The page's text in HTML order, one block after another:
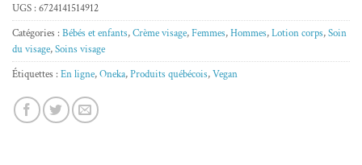
UGS : 6724141514912
Catégories : Bébés et enfants,Crème visage,Femmes,Hommes,Lotion corps,Soin
du visage,Soins visage
Étiquettes : En ligne,Oneka,Produits québécois,Vegan